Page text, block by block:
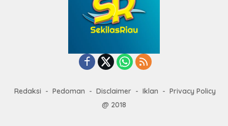
Redaksi Pedoman Disclaimer Iklan
Privacy Policy
@ 2018